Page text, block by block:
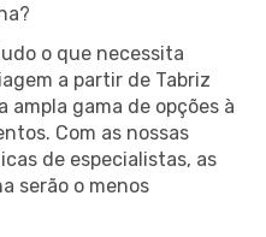
o que necessita
a partir de Tabriz
ampla gama de opções à
Com as nossas
de especialistas, as
serão o menos